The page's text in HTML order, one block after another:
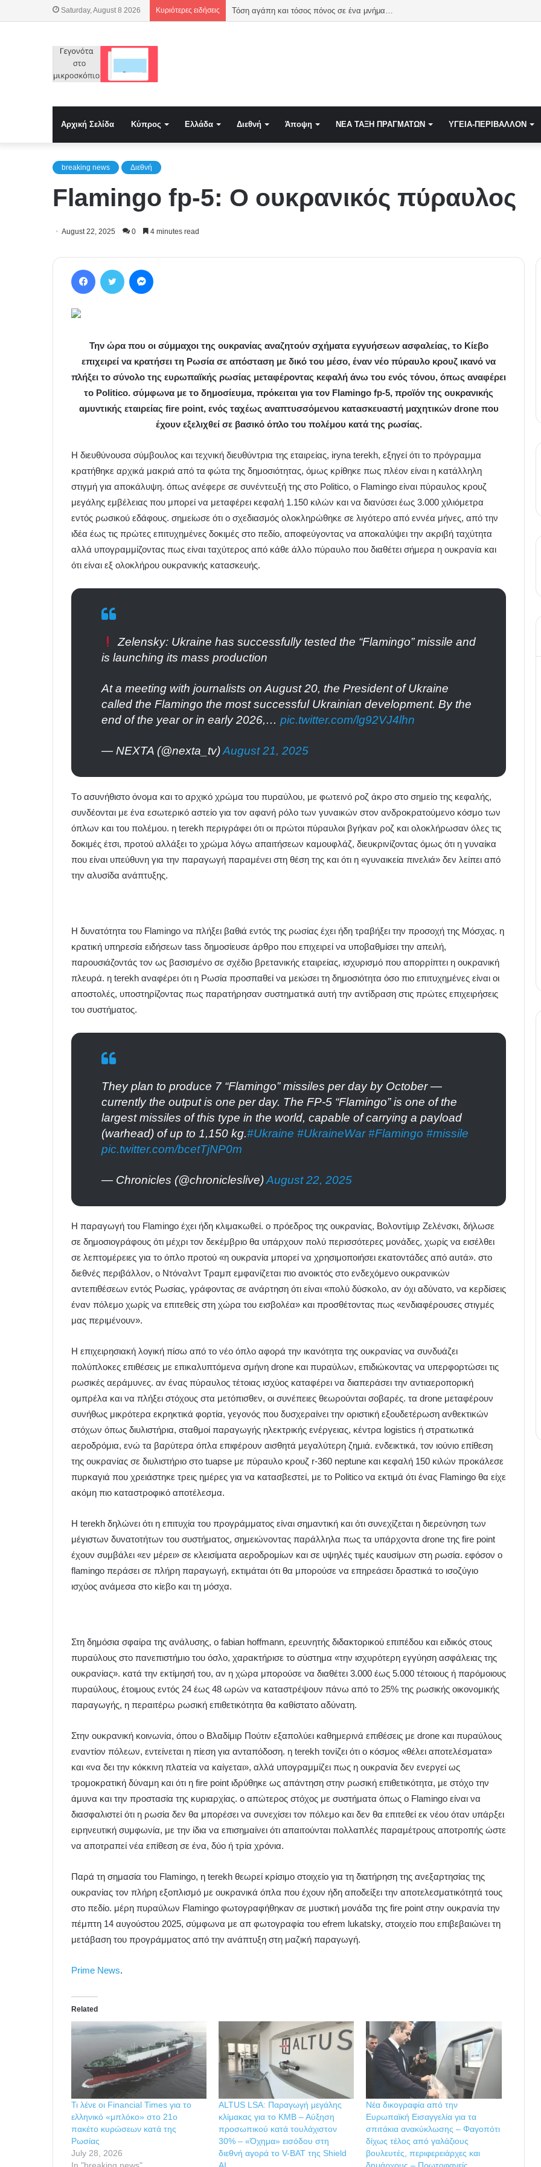
Saturday, August 8 2026 Κυριότερες ειδήσεις Τόση αγάπη και τόσος πόνος σε ένα μνήμα…
Αρχική Σελίδα Κύπρος Ελλάδα Διεθνή Άποψη NEA TAΞΗ ΠΡΑΓΜΑΤΩΝ ΥΓΕΙΑ-ΠΕΡΙΒΑΛΛΟΝ
breaking news Διεθνή
Flamingo fp-5: Ο ουκρανικός πύραυλος
August 22, 2025 0 4 minutes read
Την ώρα που οι σύμμαχοι της ουκρανίας αναζητούν σχήματα εγγυήσεων ασφαλείας, το Κίεβο
επιχειρεί να κρατήσει τη Ρωσία σε απόσταση με δικό του μέσο, έναν νέο πύραυλο κρουζ ικανό να
πλήξει το σύνολο της ευρωπαϊκής ρωσίας μεταφέροντας κεφαλή άνω του ενός τόνου, όπως αναφέρει
το Politico. σύμφωνα με το δημοσίευμα, πρόκειται για τον Flamingo fp-5, προϊόν της ουκρανικής
αμυντικής εταιρείας fire point, ενός ταχέως αναπτυσσόμενου κατασκευαστή μαχητικών drone που
έχουν εξελιχθεί σε βασικό όπλο του πολέμου κατά της ρωσίας.
Η διευθύνουσα σύμβουλος και τεχνική διευθύντρια της εταιρείας, iryna terekh, εξηγεί ότι το πρόγραμμα
κρατήθηκε αρχικά μακριά από τα φώτα της δημοσιότητας, όμως κρίθηκε πως πλέον είναι η κατάλληλη
στιγμή για αποκάλυψη. όπως ανέφερε σε συνέντευξή της στο Politico, ο Flamingo είναι πύραυλος κρουζ
μεγάλης εμβέλειας που μπορεί να μεταφέρει κεφαλή 1.150 κιλών και να διανύσει έως 3.000 χιλιόμετρα
εντός ρωσικού εδάφους. σημείωσε ότι ο σχεδιασμός ολοκληρώθηκε σε λιγότερο από εννέα μήνες, από την
ιδέα έως τις πρώτες επιτυχημένες δοκιμές στο πεδίο, αποφεύγοντας να αποκαλύψει την ακριβή ταχύτητα
αλλά υπογραμμίζοντας πως είναι ταχύτερος από κάθε άλλο πύραυλο που διαθέτει σήμερα η ουκρανία και
ότι είναι εξ ολοκλήρου ουκρανικής κατασκευής.
Zelensky: Ukraine has successfully tested the “Flamingo” missile and
is launching its mass production
At a meeting with journalists on August 20, the President of Ukraine
called the Flamingo the most successful Ukrainian development. By the
end of the year or in early 2026,… pic.twitter.com/lg92VJ4lhn
— NEXTA (@nexta_tv)August 21, 2025
Tο ασυνήθιστο όνομα και το αρχικό χρώμα του πυραύλου, με φωτεινό ροζ άκρο στο σημείο της κεφαλής,
συνδέονται με ένα εσωτερικό αστείο για τον αφανή ρόλο των γυναικών στον ανδροκρατούμενο κόσμο των
όπλων και του πολέμου. η terekh περιγράφει ότι οι πρώτοι πύραυλοι βγήκαν ροζ και ολοκλήρωσαν όλες τις
δοκιμές έτσι, προτού αλλάξει το χρώμα λόγω απαιτήσεων καμουφλάζ, διευκρινίζοντας όμως ότι η γυναίκα
που είναι υπεύθυνη για την παραγωγή παραμένει στη θέση της και ότι η «γυναικεία πινελιά» δεν λείπει από
την αλυσίδα ανάπτυξης.
Η δυνατότητα του Flamingo να πλήξει βαθιά εντός της ρωσίας έχει ήδη τραβήξει την προσοχή της Μόσχας. η
κρατική υπηρεσία ειδήσεων tass δημοσίευσε άρθρο που επιχειρεί να υποβαθμίσει την απειλή,
παρουσιάζοντάς τον ως βασισμένο σε σχέδιο βρετανικής εταιρείας, ισχυρισμό που απορρίπτει η ουκρανική
πλευρά. η terekh αναφέρει ότι η Ρωσία προσπαθεί να μειώσει τη δημοσιότητα όσο πιο επιτυχημένες είναι οι
αποστολές, υποστηρίζοντας πως παρατήρησαν συστηματικά αυτή την αντίδραση στις πρώτες επιχειρήσεις
του συστήματος.
They plan to produce 7 “Flamingo” missiles per day by October —
currently the output is one per day. The FP-5 “Flamingo” is one of the
largest missiles of this type in the world, capable of carrying a payload
(warhead) of up to 1,150 kg.#Ukraine #UkraineWar #Flamingo #missile
pic.twitter.com/bcetTjNP0m
— Chronicles (@chronicleslive)August 22, 2025
Η παραγωγή του Flamingo έχει ήδη κλιμακωθεί. ο πρόεδρος της ουκρανίας, Βολοντίμιρ Ζελένσκι, δήλωσε
σε δημοσιογράφους ότι μέχρι τον δεκέμβριο θα υπάρχουν πολύ περισσότερες μονάδες, χωρίς να εισέλθει
σε λεπτομέρειες για το όπλο προτού «η ουκρανία μπορεί να χρησιμοποιήσει εκατοντάδες από αυτά». στο
διεθνές περιβάλλον, ο Ντόναλντ Τραμπ εμφανίζεται πιο ανοικτός στο ενδεχόμενο ουκρανικών
αντεπιθέσεων εντός Ρωσίας, γράφοντας σε ανάρτηση ότι είναι «πολύ δύσκολο, αν όχι αδύνατο, να κερδίσεις
έναν πόλεμο χωρίς να επιτεθείς στη χώρα του εισβολέα» και προσθέτοντας πως «ενδιαφέρουσες στιγμές
μας περιμένουν».
Η επιχειρησιακή λογική πίσω από το νέο όπλο αφορά την ικανότητα της ουκρανίας να συνδυάζει
πολύπλοκες επιθέσεις με επικαλυπτόμενα σμήνη drone και πυραύλων, επιδιώκοντας να υπερφορτώσει τις
ρωσικές αεράμυνες. αν ένας πύραυλος τέτοιας ισχύος καταφέρει να διαπεράσει την αντιαεροπορική
ομπρέλα και να πλήξει στόχους στα μετόπισθεν, οι συνέπειες θεωρούνται σοβαρές. τα drone μεταφέρουν
συνήθως μικρότερα εκρηκτικά φορτία, γεγονός που δυσχεραίνει την οριστική εξουδετέρωση ανθεκτικών
στόχων όπως διυλιστήρια, σταθμοί παραγωγής ηλεκτρικής ενέργειας, κέντρα logistics ή στρατιωτικά
αεροδρόμια, ενώ τα βαρύτερα όπλα επιφέρουν αισθητά μεγαλύτερη ζημιά. ενδεικτικά, τον ιούνιο επίθεση
της ουκρανίας σε διυλιστήριο στο tuapse με πύραυλο κρουζ r-360 neptune και κεφαλή 150 κιλών προκάλεσε
πυρκαγιά που χρειάστηκε τρεις ημέρες για να κατασβεστεί, με το Politico να εκτιμά ότι ένας Flamingo θα είχε
ακόμη πιο καταστροφικό αποτέλεσμα.
Η terekh δηλώνει ότι η επιτυχία του προγράμματος είναι σημαντική και ότι συνεχίζεται η διερεύνηση των
μέγιστων δυνατοτήτων του συστήματος, σημειώνοντας παράλληλα πως τα υπάρχοντα drone της fire point
έχουν συμβάλει «εν μέρει» σε κλεισίματα αεροδρομίων και σε υψηλές τιμές καυσίμων στη ρωσία. εφόσον ο
flamingo περάσει σε πλήρη παραγωγή, εκτιμάται ότι θα μπορούσε να επηρεάσει δραστικά το ισοζύγιο
ισχύος ανάμεσα στο κίεβο και τη μόσχα.
Στη δημόσια σφαίρα της ανάλυσης, ο fabian hoffmann, ερευνητής διδακτορικού επιπέδου και ειδικός στους
πυραύλους στο πανεπιστήμιο του όσλο, χαρακτήρισε το σύστημα «την ισχυρότερη εγγύηση ασφάλειας της
ουκρανίας». κατά την εκτίμησή του, αν η χώρα μπορούσε να διαθέτει 3.000 έως 5.000 τέτοιους ή παρόμοιους
πυραύλους, έτοιμους εντός 24 έως 48 ωρών να καταστρέψουν πάνω από το 25% της ρωσικής οικονομικής
παραγωγής, η περαιτέρω ρωσική επιθετικότητα θα καθίστατο αδύνατη.
Στην ουκρανική κοινωνία, όπου ο Βλαδίμιρ Πούτιν εξαπολύει καθημερινά επιθέσεις με drone και πυραύλους
εναντίον πόλεων, εντείνεται η πίεση για ανταπόδοση. η terekh τονίζει ότι ο κόσμος «θέλει αποτελέσματα»
και «να δει την κόκκινη πλατεία να καίγεται», αλλά υπογραμμίζει πως η ουκρανία δεν ενεργεί ως
τρομοκρατική δύναμη και ότι η fire point ιδρύθηκε ως απάντηση στην ρωσική επιθετικότητα, με στόχο την
άμυνα και την προστασία της κυριαρχίας. ο απώτερος στόχος με συστήματα όπως ο Flamingo είναι να
διασφαλιστεί ότι η ρωσία δεν θα μπορέσει να συνεχίσει τον πόλεμο και δεν θα επιτεθεί εκ νέου όταν υπάρξει
ειρηνευτική συμφωνία, με την ίδια να επισημαίνει ότι απαιτούνται πολλαπλές παραμέτρους αποτροπής ώστε
να αποτραπεί νέα επίθεση σε ένα, δύο ή τρία χρόνια.
Παρά τη σημασία του Flamingo, η terekh θεωρεί κρίσιμο στοιχείο για τη διατήρηση της ανεξαρτησίας της
ουκρανίας τον πλήρη εξοπλισμό με ουκρανικά όπλα που έχουν ήδη αποδείξει την αποτελεσματικότητά τους
στο πεδίο. μέρη πυραύλων Flamingo φωτογραφήθηκαν σε μυστική μονάδα της fire point στην ουκρανία την
πέμπτη 14 αυγούστου 2025, σύμφωνα με απ φωτογραφία του efrem lukatsky, στοιχείο που επιβεβαιώνει τη
μετάβαση του προγράμματος από την ανάπτυξη στη μαζική παραγωγή.
Prime News.
Related
Τι λένε οι Financial Times για το
ελληνικό «μπλόκο» στο 21ο
πακέτο κυρώσεων κατά της
Ρωσίας
July 28, 2026
ALTUS LSA: Παραγωγή μεγάλης
κλίμακας για το KMΒ – Αύξηση
προσωπικού κατά τουλάχιστον
30% – «Όχημα» εισόδου στη
διεθνή αγορά το V-BAT της Shield
Νέα δικογραφία από την
Ευρωπαϊκή Εισαγγελία για τα
σπιτάκια ανακύκλωσης – Φαγοπότι
δίχως τέλος από γαλάζιους
βουλευτές, περιφερειάρχες και